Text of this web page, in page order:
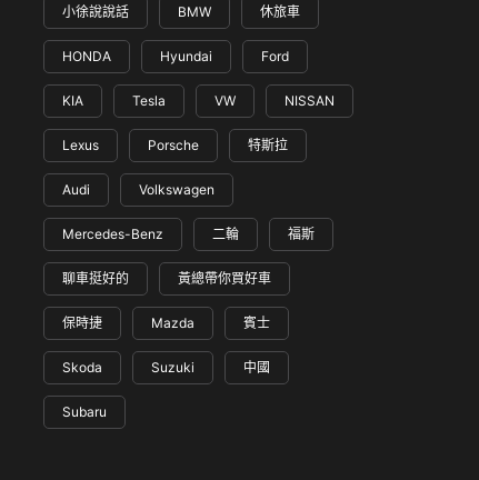
小徐說說話 BMW 休旅車
HONDA Hyundai Ford
KIA Tesla VW NISSAN
Lexus Porsche 特斯拉
Audi Volkswagen
Mercedes-Benz 二輪 福斯
聊車挺好的 黃總帶你買好車
保時捷 Mazda 賓士
Skoda Suzuki 中國
Subaru